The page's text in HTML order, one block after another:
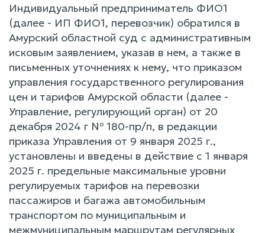
Индивидуальный предприниматель ФИО1
(далее - ИП ФИО1, перевозчик) обратился в
Амурский областной суд с административным
исковым заявлением, указав в нем, а также в
письменных уточнениях к нему, что приказом
управления государственного регулирования
цен и тарифов Амурской области (далее -
Управление, регулирующий орган) от 20
декабря 2024 г № 180-пр/п, в редакции
приказа Управления от 9 января 2025 г.,
установлены и введены в действие с 1 января
2025 г. предельные максимальные уровни
регулируемых тарифов на перевозки
пассажиров и багажа автомобильным
транспортом по муниципальным и
межмуниципальным маршрутам регулярных